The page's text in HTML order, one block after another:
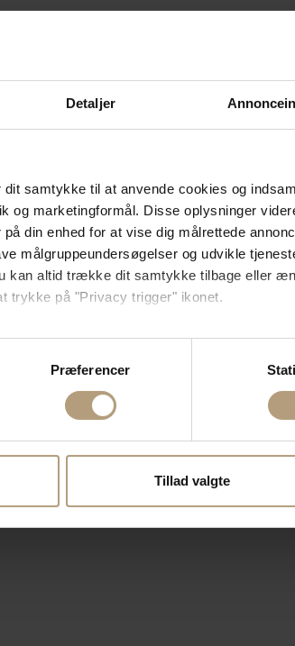
Detaljer
dit samtykke til at anvende cookies og
og marketingformål. Disse oplysninger
din enhed for at vise dig målrettede
målgruppeundersøgelser og udvikle
kan altid trække dit samtykke tilbage eller
trykke på "Privacy trigger" ikonet.
om din placering, der kan være nøjagtig
på en scanning af dens unikke
Vores partnere kan kombinere
fra din brug af deres tjenester.
Præferencer
Tillad valgte